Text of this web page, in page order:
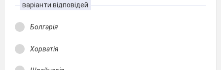
варіанти відповідей
Болгарія
Хорватія